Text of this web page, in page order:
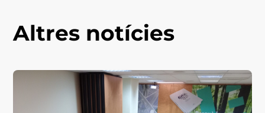
Altres notícies